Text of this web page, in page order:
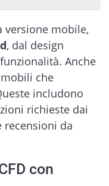
versione mobile,
, dal design
Anche
che
includono
richieste dai
da
con